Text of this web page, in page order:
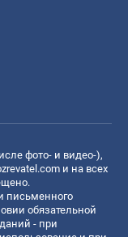
фото- и видео-),
и на всех
письменного
обязательной
- при